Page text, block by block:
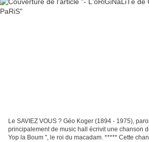
Le SAVIEZ VOUS ? Géo Koger (1894 - 1975),
principalement de music hall écrivit une chanson
Yop la Boum ", le roi du macadam. ***** Cette